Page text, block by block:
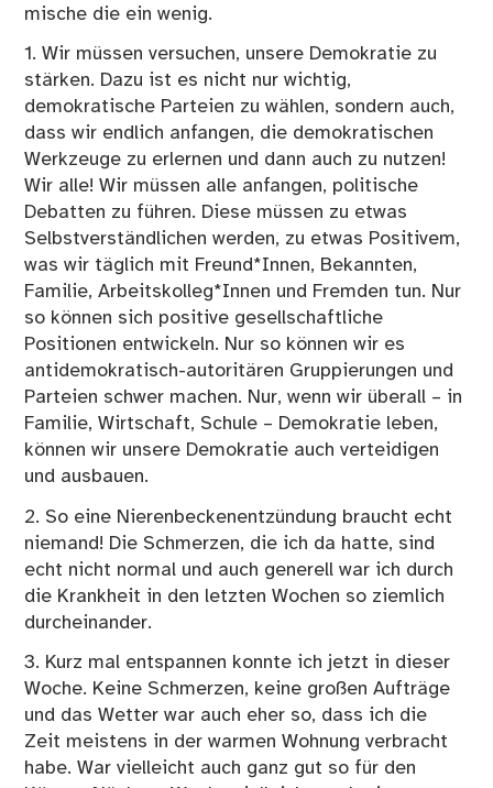
mische die ein wenig.
1. Wir müssen versuchen, unsere Demokratie zu
stärken. Dazu ist es nicht nur wichtig,
demokratische Parteien zu wählen, sondern auch,
dass wir endlich anfangen, die demokratischen
Werkzeuge zu erlernen und dann auch zu nutzen!
Wir alle! Wir müssen alle anfangen, politische
Debatten zu führen. Diese müssen zu etwas
Selbstverständlichen werden, zu etwas Positivem,
was wir täglich mit Freund*Innen, Bekannten,
Familie, Arbeitskolleg*Innen und Fremden tun. Nur
so können sich positive gesellschaftliche
Positionen entwickeln. Nur so können wir es
antidemokratisch-autoritären Gruppierungen und
Parteien schwer machen. Nur, wenn wir überall – in
Familie, Wirtschaft, Schule – Demokratie leben,
können wir unsere Demokratie auch verteidigen
und ausbauen.
2. So eine Nierenbeckenentzündung braucht echt
niemand! Die Schmerzen, die ich da hatte, sind
echt nicht normal und auch generell war ich durch
die Krankheit in den letzten Wochen so ziemlich
durcheinander.
3. Kurz mal entspannen konnte ich jetzt in dieser
Woche. Keine Schmerzen, keine großen Aufträge
und das Wetter war auch eher so, dass ich die
Zeit meistens in der warmen Wohnung verbracht
habe. War vielleicht auch ganz gut so für den